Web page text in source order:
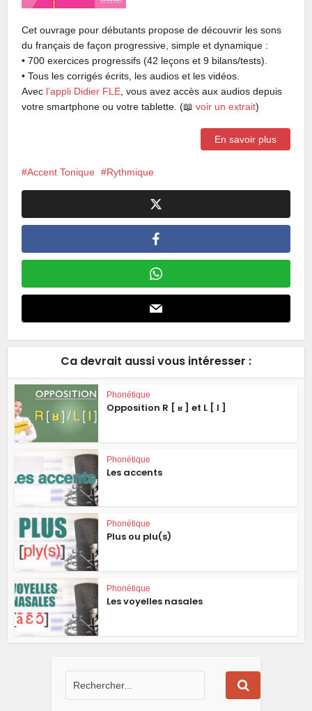
Cet ouvrage pour débutants propose de découvrir les sons
du français de façon progressive, simple et dynamique :
• 700 exercices progressifs (42 leçons et9 bilans/tests).
• Tous les corrigés écrits, les audios et les vidéos.
Avec l’appli Didier FLE , vous avez accès aux audios depuis
votre smartphone ou votre tablette. (📖voir un extrait)
En savoir plus
Accent Tonique Rythmique
Ca devrait aussi vous intéresser :
Phonétique
Opposition R [ ʁ ] et L [ l ]
Phonétique
Les accents
Phonétique
Plus ou plu(s)
Phonétique
Les voyelles nasales